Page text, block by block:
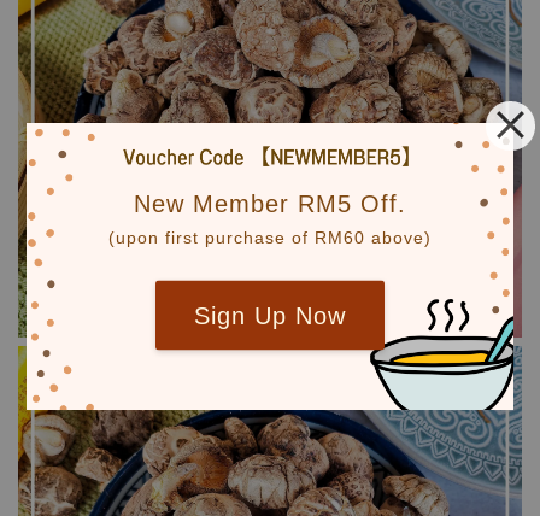
New Member RM5 Off.
(upon first purchase of RM60 above)
Sign Up Now